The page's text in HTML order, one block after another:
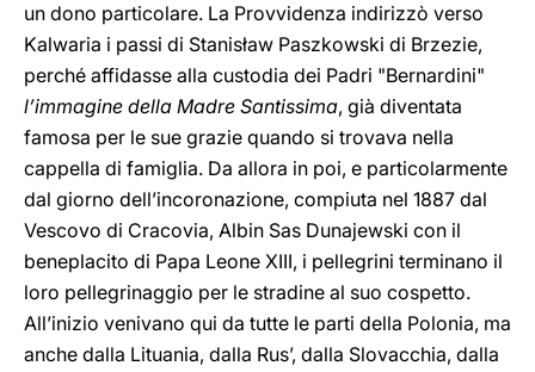
un dono particolare. La Provvidenza indirizzò verso
Kalwaria i passi di Stanisław Paszkowski di Brzezie,
perché affidasse alla custodia dei Padri "Bernardini"
l’immagine della Madre Santissima, già diventata
famosa per le sue grazie quando si trovava nella
cappella di famiglia. Da allora in poi, e particolarmente
dal giorno dell’incoronazione, compiuta nel 1887 dal
Vescovo di Cracovia, Albin Sas Dunajewski con il
beneplacito di Papa Leone XIII, i pellegrini terminano il
loro pellegrinaggio per le stradine al suo cospetto.
All’inizio venivano qui da tutte le parti della Polonia, ma
anche dalla Lituania, dalla Rus’, dalla Slovacchia, dalla